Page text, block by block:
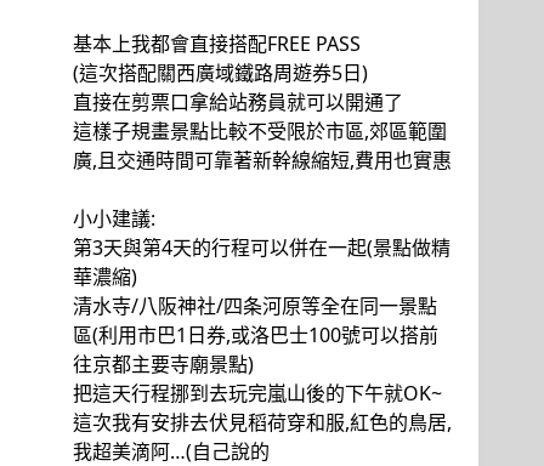
基本上我都會直接搭配FREE PASS
(這次搭配關西廣域鐵路周遊券5日)
直接在剪票口拿給站務員就可以開通了
這樣子規畫景點比較不受限於市區,郊區範圍
廣,且交通時間可靠著新幹線縮短,費用也實惠
小小建議:
第3天與第4天的行程可以併在一起(景點做精
華濃縮)
清水寺/八阪神社/四条河原等全在同一景點
區(利用市巴1日券,或洛巴士100號可以搭前
往京都主要寺廟景點)
把這天行程挪到去玩完嵐山後的下午就OK~
這次我有安排去伏見稻荷穿和服,紅色的鳥居,
我超美滴阿…(自己說的